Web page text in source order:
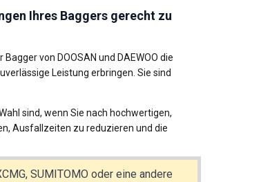
Ihres Baggers gerecht zu
von DOOSAN und DAEWOO die
Leistung erbringen. Sie sind
sind, wenn Sie nach hochwertigen,
Ausfallzeiten zu reduzieren und die
SUMITOMO oder eine andere